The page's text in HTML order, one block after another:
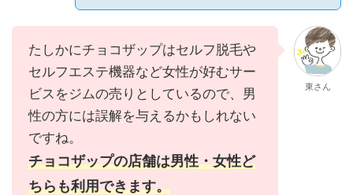
たしかにチョコザップはセルフ脱毛や
セルフエステ機器など女性が好むサー
ビスをジムの売りとしているので、男
性の方には誤解を与えるかもしれない
ですね。
チョコザップの店舗は男性・女性ど
ちらも利用できます。
東さん